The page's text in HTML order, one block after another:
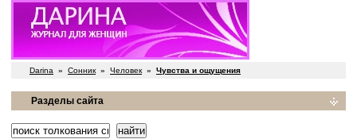
Darina » Сонник » Человек » Чувства и ощущения
Разделы сайта